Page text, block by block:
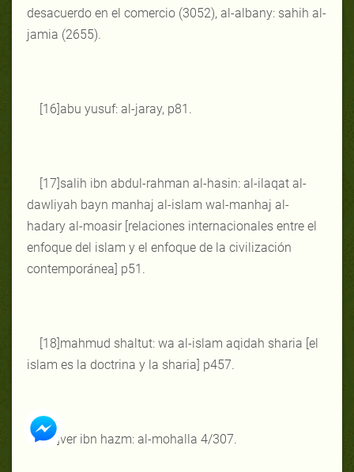
desacuerdo en el comercio (3052), al-albany: sahih al-
jamia (2655).
[16]abu yusuf: al-jaray, p81.
[17]salih ibn abdul-rahman al-hasin: al-ilaqat al-
dawliyah bayn manhaj al-islam wal-manhaj al-
hadary al-moasir [relaciones internacionales entre el
enfoque del islam y el enfoque de la civilización
contemporánea] p51.
[18]mahmud shaltut: wa al-islam aqidah sharia [el
islam es la doctrina y la sharia] p457.
[19]ver ibn hazm: al-mohalla 4/307.